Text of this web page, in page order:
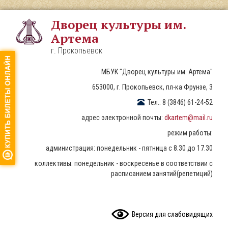
Перейти
основному
содержанию
Дворец культуры им.
Артема
г. Прокопьевск
МБУК "Дворец культуры им. Артема"
653000, г. Прокопьевск, пл-ка Фрунзе, 3
Тел.: 8 (3846) 61-24-52
адрес электронной почты: dkartem@mail.ru
режим работы:
администрация: понедельник - пятница с 8.30 до 17.30
коллективы: понедельник - воскресенье в соответствии с
расписанием занятий(репетиций)
Версия для слабовидящих